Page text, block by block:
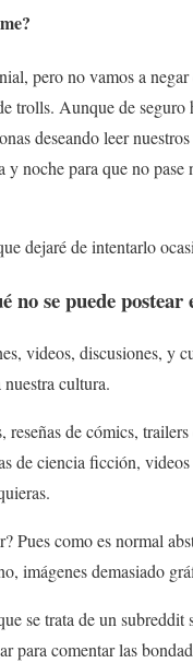
pero no vamos a
trolls. Aunque de seguro
deseando leer
y noche para que no pase
dejaré de intentarlo
no se puede
videos, discusiones, y
cultura.
de cómics,
de ciencia ficción,
Pues como es normal
imágenes demasiado
se trata de un subreddit
para comentar las